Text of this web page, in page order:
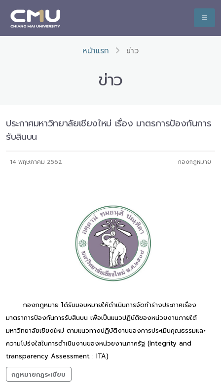
หน้าแรก ข่าว
ข่าว
ประกาศมหาวิทยาลัยเชียงใหม่ เรื่อง มาตรการป้องกันการ
รับสินบน
14 พฤษภาคม 2562 กองกฎหมาย
กองกฎหมาย ได้รับมอบหมายให้ดำเนินการจัดทำร่างประกาศเรื่อง
มาตราการป้องกันการรับสินบน เพื่อเป็นแนวปฏิบัติของหน่วยงานภายใต้
มหาวิทยาลัยเชียงใหม่ ตามแนวทางปฏิบัติงานของการประเมินคุณธรรมและ
ความโปร่งใสในการดำเนินงานของหน่วยงานภาครัฐ (Integrity and
transparency Assessment : ITA)
กฎหมายกฎระเบียบ